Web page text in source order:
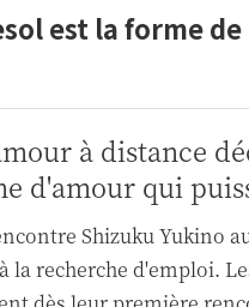
est la forme
à distance
d'amour qui
Shizuku Yukino
la recherche d'emploi.